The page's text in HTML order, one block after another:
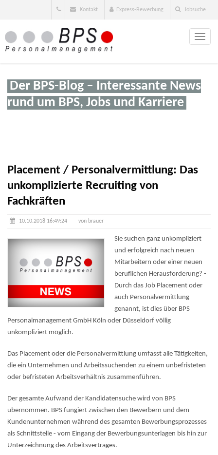
Kontakt Express-Bewerbung Jobsuche
Toggle
Der BPS-Blog – Interessante News
rund um BPS, Jobs und Karriere
Placement / Personalvermittlung: Das
unkomplizierte Recruiting von
Fachkräften
10.10.2018 16:49:24 von brauer
Sie suchen ganz unkompliziert
und erfolgreich nach neuen
Mitarbeitern oder einer neuen
beruflichen Herausforderung? -
Durch das Job Placement oder
auch Personalvermittlung
genannt, ist dies über BPS
Personalmanagement GmbH Köln oder Düsseldorf völlig
unkompliziert möglich.
Das Placement oder die Personalvermittlung umfasst alle Tätigkeiten,
die ein Unternehmen und Arbeitssuchenden zu einem unbefristeten
oder befristeten Arbeitsverhältnis zusammenführen.
Der gesamte Aufwand der Kandidatensuche wird von BPS
übernommen. BPS fungiert zwischen den Bewerbern und dem
Kundenunternehmen während des gesamten Bewerbungsprozesses
als Schnittstelle - vom Eingang der Bewerbungsunterlagen bis hin zur
Unterzeichnung des Arbeitsvertrages.